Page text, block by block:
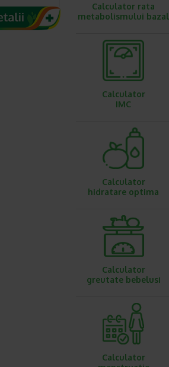
Calculator rata
metabolismului bazal
Calculator
IMC
Calculator
hidratare optima
Calculator
greutate bebelusi
Calculator